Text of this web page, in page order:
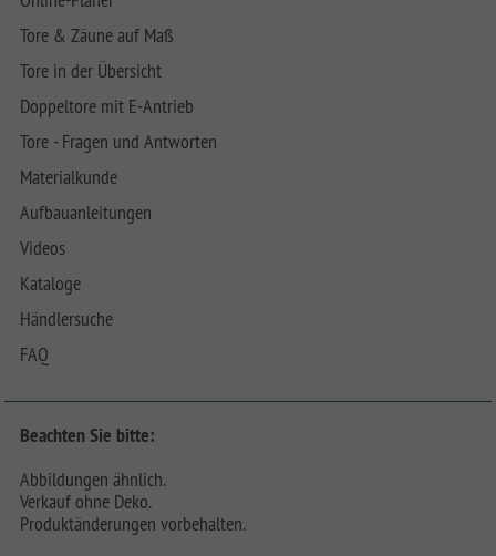
Tore & Zäune auf Maß
Tore in der Übersicht
Doppeltore mit E-Antrieb
Tore - Fragen und Antworten
Materialkunde
Aufbauanleitungen
Videos
Kataloge
Händlersuche
FAQ
Beachten Sie bitte:
Abbildungen ähnlich.
Verkauf ohne Deko.
Produktänderungen vorbehalten.